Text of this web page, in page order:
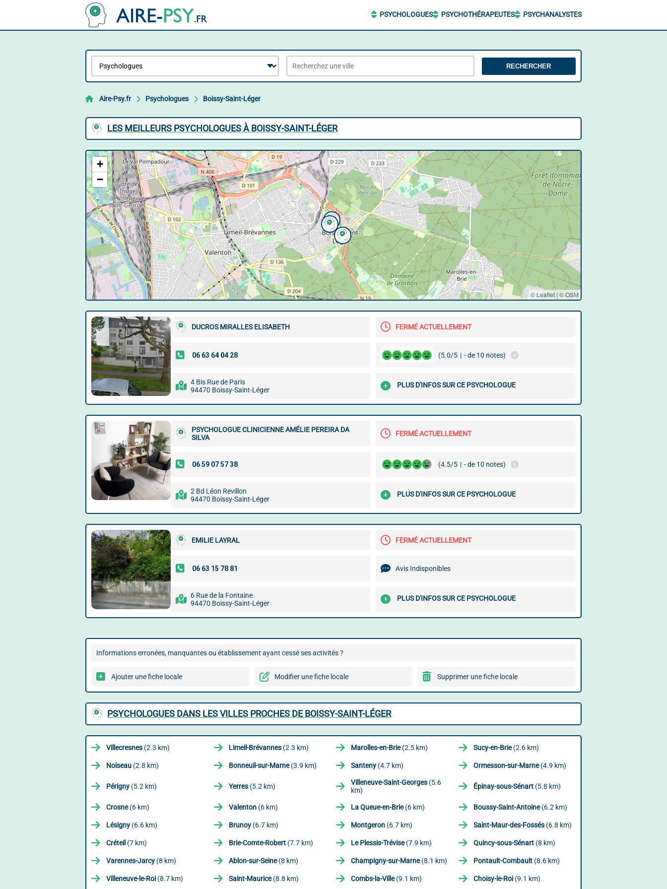
PSYCHOLOGUES PSYCHOTHÉRAPEUTES PSYCHANALYSTES
RECHERCHER
Aire-Psy.fr Psychologues Boissy-Saint-Léger
LES MEILLEURS PSYCHOLOGUES À BOISSY-SAINT-LÉGER
+
−
© Leaflet | ©OSM
DUCROS MIRALLES ELISABETH FERMÉ ACTUELLEMENT
(5.0/5 | - de 10 notes)
4 Bis Rue de Paris
94470 Boissy-Saint-Léger
PLUS D'INFOS SUR CE PSYCHOLOGUE
PSYCHOLOGUE CLINICIENNE AMÉLIE PEREIRA DA
SILVA
FERMÉ ACTUELLEMENT
(4.5/5 | - de 10 notes)
2 Bd Léon Revillon
94470 Boissy-Saint-Léger
PLUS D'INFOS SUR CE PSYCHOLOGUE
EMILIE LAYRAL FERMÉ ACTUELLEMENT
Avis Indisponibles
6 Rue de la Fontaine
94470 Boissy-Saint-Léger
PLUS D'INFOS SUR CE PSYCHOLOGUE
Informations erronées, manquantes ou établissement ayant cessé ses activités ?
Ajouter une fiche locale Modifier une fiche locale Supprimer une fiche locale
PSYCHOLOGUES DANS LES VILLES PROCHES DE BOISSY-SAINT-LÉGER
Villecresnes (2.3 km) Limeil-Brévannes(2.3 km) Marolles-en-Brie(2.5 km) Sucy-en-Brie(2.6 km)
Noiseau (2.8 km) Bonneuil-sur-Marne(3.9 km) Santeny (4.7 km) Ormesson-sur-Marne(4.9 km)
Périgny (5.2 km) Yerres(5.2 km) Villeneuve-Saint-Georges (5.6
km)
Épinay-sous-Sénart(5.8 km)
Crosne(6 km) Valenton(6 km) La Queue-en-Brie(6 km) Boussy-Saint-Antoine(6.2 km)
Lésigny (6.6 km) Brunoy(6.7 km) Montgeron (6.7 km) Saint-Maur-des-Fossés(6.8 km)
Créteil (7 km) Brie-Comte-Robert(7.7 km) Le Plessis-Trévise(7.9 km) Quincy-sous-Sénart(8 km)
Varennes-Jarcy (8 km) Ablon-sur-Seine(8 km) Champigny-sur-Marne(8.1 km) Pontault-Combault(8.6 km)
Villeneuve-le-Roi (8.7 km) Saint-Maurice(8.8 km) Combs-la-Ville(9.1 km) Choisy-le-Roi(9.1 km)